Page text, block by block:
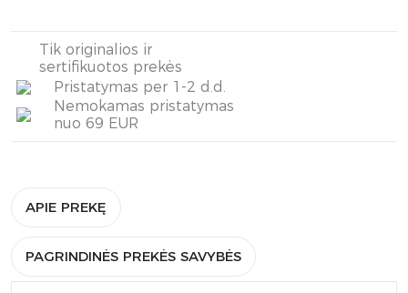
Tik originalios ir
sertifikuotos prekės
Pristatymas per 1-2 d.d.
Nemokamas pristatymas
nuo 69 EUR
APIE PREKĘ
PAGRINDINĖS PREKĖS SAVYBĖS